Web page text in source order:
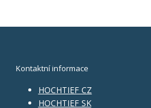
Kontaktní informace
HOCHTIEF CZ
HOCHTIEF SK